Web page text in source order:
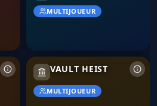
MULTIJOUEUR
VAULT HEIST
MULTIJOUEUR
Vault Heist